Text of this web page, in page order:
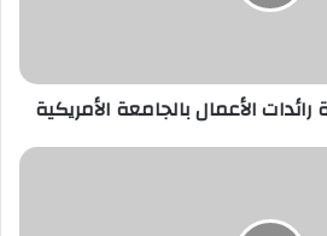
الأعمال بالجامعة الأمريكية